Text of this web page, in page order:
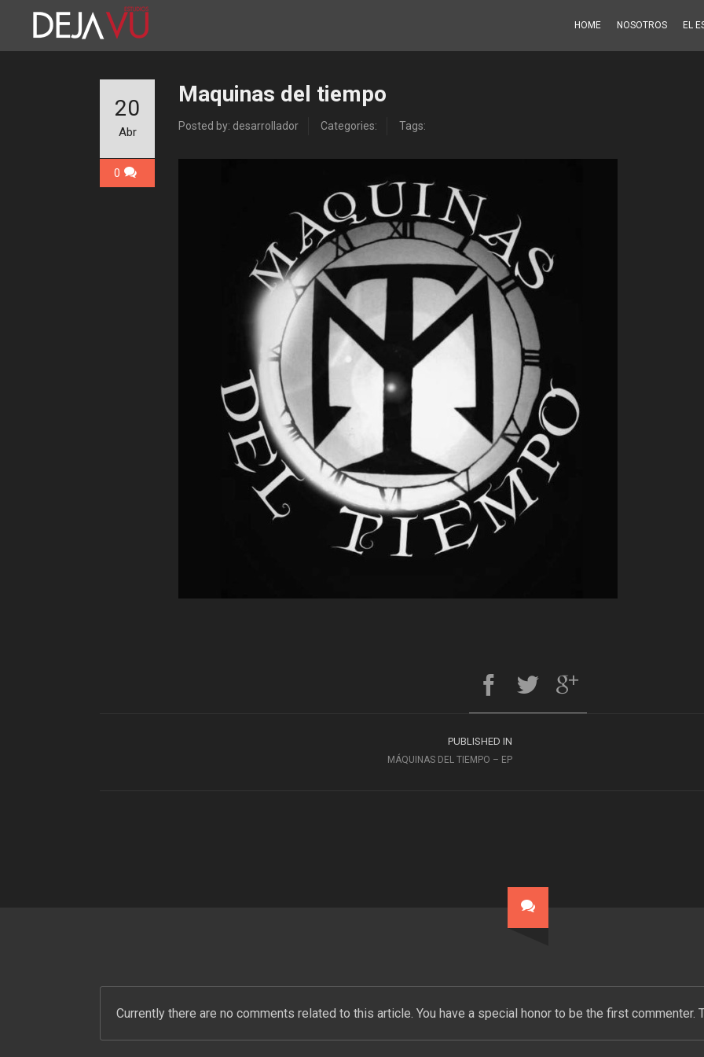
HOME NOSOTROS EL
Maquinas del tiempo
Posted by: desarrollador Categories: Tags:
20
Abr
0
PUBLISHED IN
MÁQUINAS DEL TIEMPO – EP
Currently there are no comments related to this article. You have a special honor to be the first commenter.